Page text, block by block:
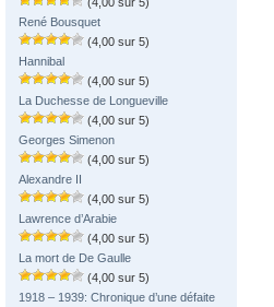
René Bousquet
(4,00 sur 5)
Hannibal
(4,00 sur 5)
La Duchesse de Longueville
(4,00 sur 5)
Georges Simenon
(4,00 sur 5)
Alexandre II
(4,00 sur 5)
Lawrence d’Arabie
(4,00 sur 5)
La mort de De Gaulle
(4,00 sur 5)
1918 – 1939: Chronique d’une défaite